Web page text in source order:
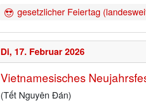
gesetzlicher Feiertag
Di, 17. Februar 2026
Vietnamesisches
(Tết Nguyên Đán)